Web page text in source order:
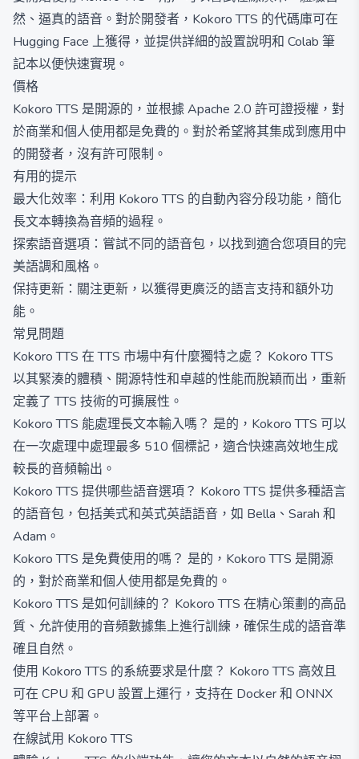
然、逼真的語音。對於開發者，Kokoro TTS 的代碼庫可在
Hugging Face 上獲得，並提供詳細的設置說明和 Colab 筆
記本以便快速實現。
價格
Kokoro TTS 是開源的，並根據 Apache 2.0 許可證授權，對
於商業和個人使用都是免費的。對於希望將其集成到應用中
的開發者，沒有許可限制。
有用的提示
最大化效率：利用 Kokoro TTS 的自動內容分段功能，簡化
長文本轉換為音頻的過程。
探索語音選項：嘗試不同的語音包，以找到適合您項目的完
美語調和風格。
保持更新：關注更新，以獲得更廣泛的語言支持和額外功
能。
常見問題
Kokoro TTS 在 TTS 市場中有什麼獨特之處？ Kokoro TTS
以其緊湊的體積、開源特性和卓越的性能而脫穎而出，重新
定義了 TTS 技術的可擴展性。
Kokoro TTS 能處理長文本輸入嗎？ 是的，Kokoro TTS 可以
在一次處理中處理最多 510 個標記，適合快速高效地生成
較長的音頻輸出。
Kokoro TTS 提供哪些語音選項？ Kokoro TTS 提供多種語言
的語音包，包括美式和英式英語語音，如 Bella、Sarah 和
Adam。
Kokoro TTS 是免費使用的嗎？ 是的，Kokoro TTS 是開源
的，對於商業和個人使用都是免費的。
Kokoro TTS 是如何訓練的？ Kokoro TTS 在精心策劃的高品
質、允許使用的音頻數據集上進行訓練，確保生成的語音準
確且自然。
使用 Kokoro TTS 的系統要求是什麼？ Kokoro TTS 高效且
可在 CPU 和 GPU 設置上運行，支持在 Docker 和 ONNX
等平台上部署。
在線試用 Kokoro TTS